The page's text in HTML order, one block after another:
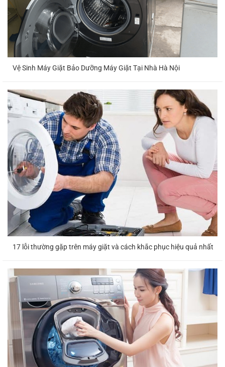
Vệ Sinh Máy Giặt Bảo Dưỡng Máy Giặt Tại Nhà Hà Nội
17 lỗi thường gặp trên máy giặt và cách khắc phục hiệu quả nhất